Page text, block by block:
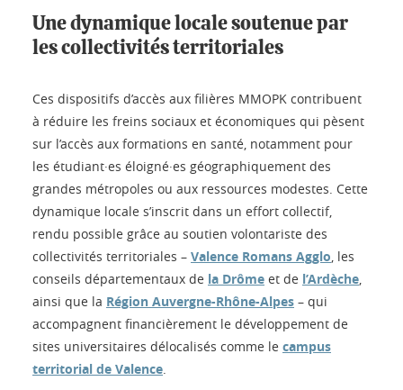
Une dynamique locale soutenue par
les collectivités territoriales
Ces dispositifs d’accès aux filières MMOPK contribuent
à réduire les freins sociaux et économiques qui pèsent
sur l’accès aux formations en santé, notamment pour
les étudiant·es éloigné·es géographiquement des
grandes métropoles ou aux ressources modestes. Cette
dynamique locale s’inscrit dans un effort collectif,
rendu possible grâce au soutien volontariste des
collectivités territoriales – Valence Romans Agglo , les
conseils départementaux de la Drôme et de l’Ardèche
ainsi que la Région Auvergne-Rhône-Alpes – qui
accompagnent financièrement le développement de
sites universitaires délocalisés comme le campus
territorial de Valence